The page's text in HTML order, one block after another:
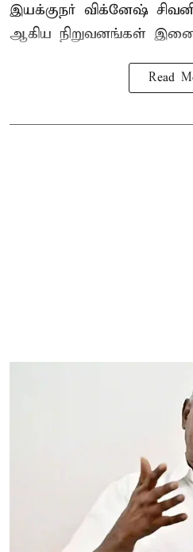
இயக்குநர் விக்னேஷ்
ஆகிய நிறுவனங்கள்
Read